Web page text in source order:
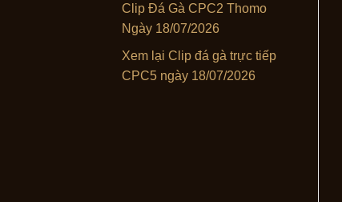
Clip Đá Gà CPC2 Thomo
Ngày 18/07/2026
Xem lại Clip đá gà trực tiếp
CPC5 ngày 18/07/2026